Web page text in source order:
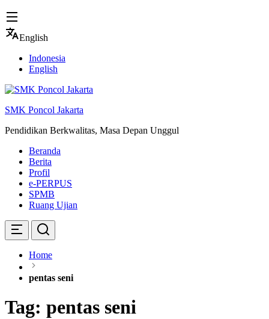
English
Indonesia
English
SMK Poncol Jakarta
Pendidikan Berkwalitas, Masa Depan Unggul
Beranda
Berita
Profil
e-PERPUS
SPMB
Ruang Ujian
Home
pentas seni
Tag: pentas seni